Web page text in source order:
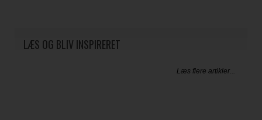
LÆS OG BLIV INSPIRERET
Læs flere artikler...